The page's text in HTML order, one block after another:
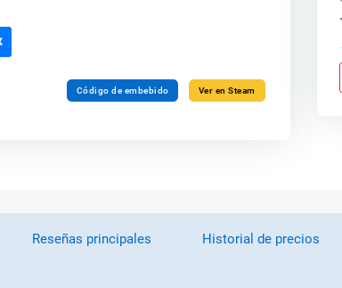
Código de embebido Ver en Steam
Reseñas principales Historial de precios